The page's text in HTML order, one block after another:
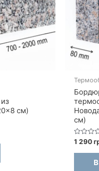
см)
см)
Оценка
0
из
1 290